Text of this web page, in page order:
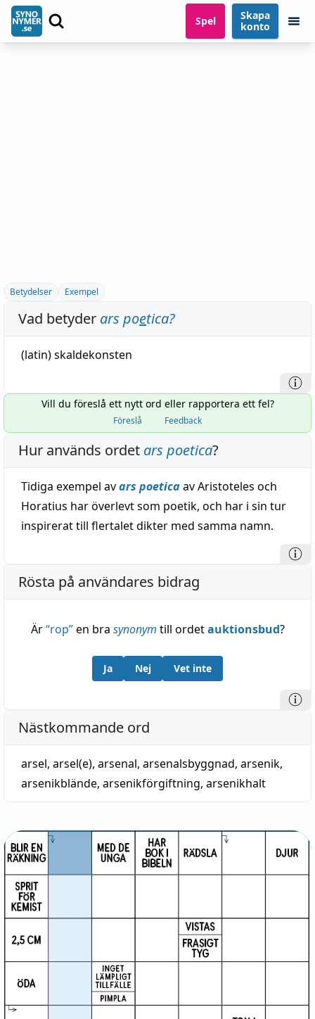
Spel
Skapa
konto
Betydelser Exempel
Vad betyder ars poetica?
(latin)skaldekonsten
Vill du föreslå ett nytt ord eller rapportera ett fel?
Föreslå Feedback
Hur används ordet ars poetica?
Tidiga exempel avars poeticaav Aristoteles och
Horatius har överlevt som poetik, och har i sin tur
inspirerat till flertalet dikter med samma namn.
Rösta på användares bidrag
Är“rop”en bra synonym till ordetauktionsbud?
Ja Nej Vet inte
Nästkommande ord
arsel, arsel(e), arsenal, arsenalsbyggnad, arsenik,
arsenikblände, arsenikförgiftning, arsenikhalt